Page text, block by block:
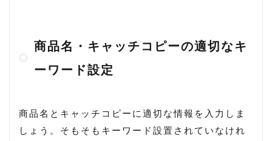
商品名・キャッチコピーの適切なキ
ーワード設定
商品名とキャッチコピーに適切な情報を入力しま
しょう。そもそもキーワード設置されていなけれ